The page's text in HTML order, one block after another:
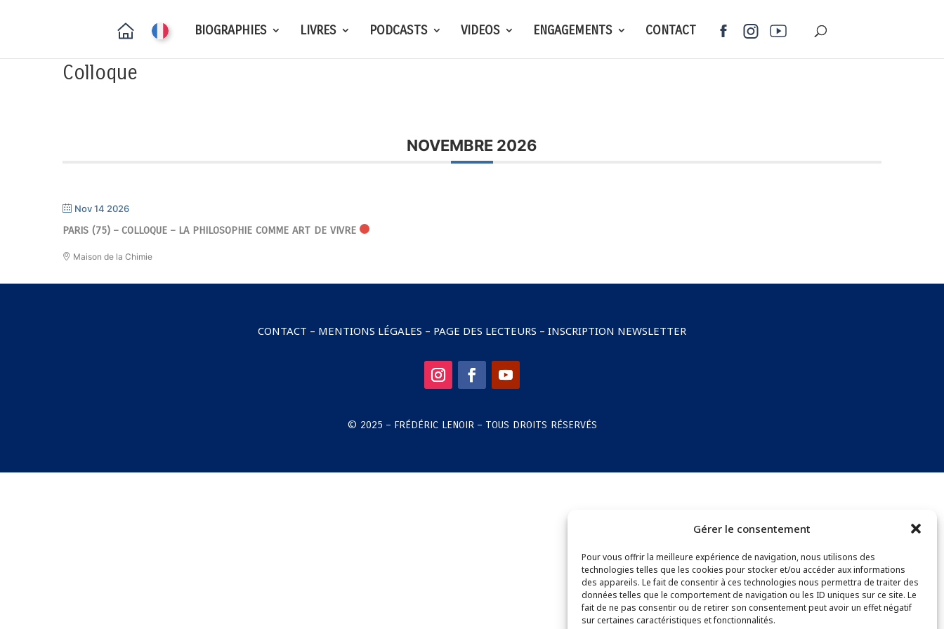
Gérer le consentement
Pour vous offrir la meilleure expérience de navigation, nous utilisons des
technologies telles que les cookies pour stocker et/ou accéder aux informations
des appareils. Le fait de consentir à ces technologies nous permettra de traiter des
données telles que le comportement de navigation ou les ID uniques sur ce site. Le
fait de ne pas consentir ou de retirer son consentement peut avoir un effet négatif
sur certaines caractéristiques et fonctionnalités.
BIOGRAPHIES LIVRES PODCASTS VIDEOS ENGAGEMENTS CONTACT
Colloque
NOVEMBRE 2026
Nov 14 2026
PARIS (75) – COLLOQUE – LA PHILOSOPHIE COMME ART DE VIVRE
Maison de la Chimie
CONTACT – MENTIONS LÉGALES – PAGE DES LECTEURS – INSCRIPTION NEWSLETTER
© 2025 – FRÉDÉRIC LENOIR – TOUS DROITS RÉSERVÉS